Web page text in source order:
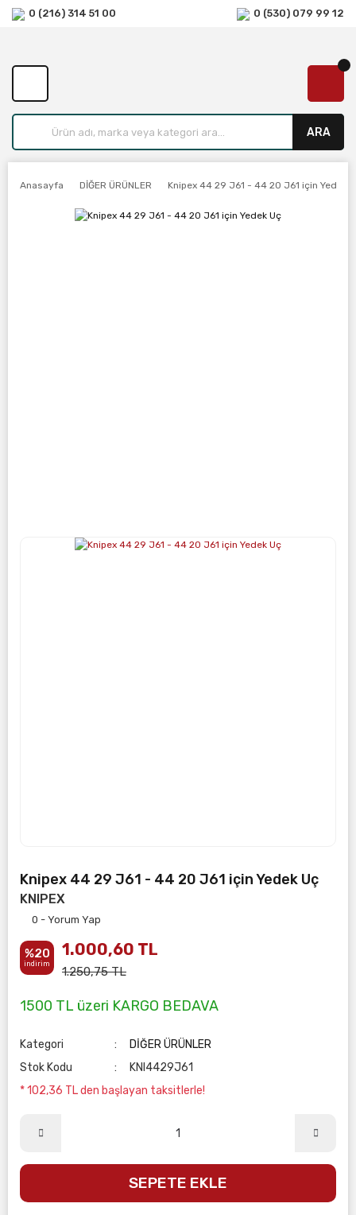
0 (216) 314 51 00 0 (530) 079 99 12
ARA
Anasayfa DİĞER ÜRÜNLER Knipex 44 29 J61 - 44 20 J61 için Yedek
Knipex 44 29 J61 - 44 20 J61 için Yedek Uç
KNIPEX
0 - Yorum Yap
%20
indirim
1.000,60 TL
1.250,75 TL
1500 TL üzeri KARGO BEDAVA
Kategori
DİĞER ÜRÜNLER
Stok Kodu
KNI4429J61
* 102,36 TL den başlayan taksitlerle!
SEPETE EKLE